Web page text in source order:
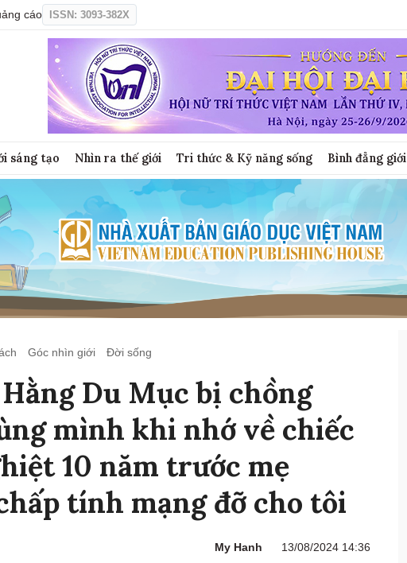
cáo ISSN: 3093-382X
sáng tạo Nhìn ra thế giới Tri thức & Kỹ năng sống Bình đẳng giới
Góc nhìn giới Đời sống
Du Mục bị chồng
mình khi nhớ về chiếc
10 năm trước mẹ
tính mạng đỡ cho tôi
My Hanh 13/08/2024 14:36